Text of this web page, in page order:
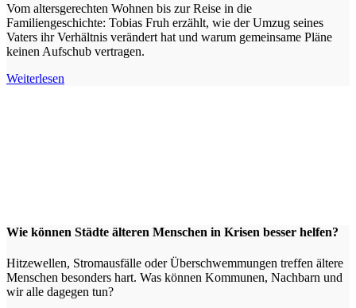
Vom altersgerechten Wohnen bis zur Reise in die
Familiengeschichte: Tobias Fruh erzählt, wie der Umzug seines
Vaters ihr Verhältnis verändert hat und warum gemeinsame Pläne
keinen Aufschub vertragen.
Weiterlesen
Wie können Städte älteren Menschen in Krisen besser helfen?
Hitzewellen, Stromausfälle oder Überschwemmungen treffen ältere
Menschen besonders hart. Was können Kommunen, Nachbarn und
wir alle dagegen tun?